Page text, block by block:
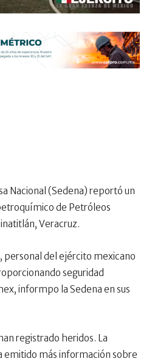
Nacional (Sedena) reportó un
de Petróleos
Veracruz.
personal del ejército mexicano
seguridad
informpo la Sedena en sus
registrado heridos. La
emitido más información sobre